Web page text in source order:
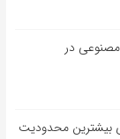
مصنوعی در
بیشترین محدودیت